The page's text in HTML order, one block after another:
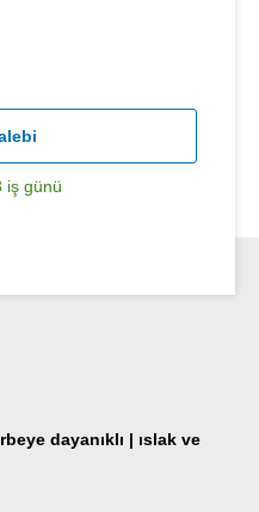
iş günü
dayanıklı | ıslak ve